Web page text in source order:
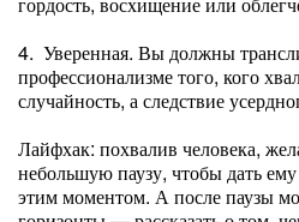
4. Уверенная. Вы должны
профессионализме того, кого
случайность, а следствие
Лайфхак: похвалив человека,
небольшую паузу, чтобы дать
этим моментом. А после паузы